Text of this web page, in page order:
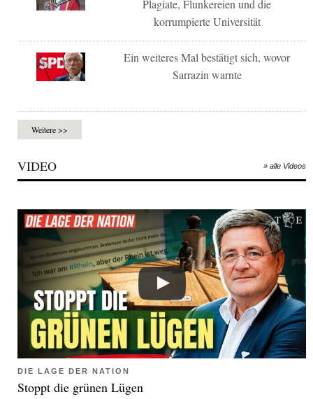
Plagiate, Flunkereien und die
korrumpierte Universität
Ein weiteres Mal bestätigt sich, wovor
Sarrazin warnte
Weitere >>
VIDEO » alle Videos
DIE LAGE DER NATION
Stoppt die grünen Lügen